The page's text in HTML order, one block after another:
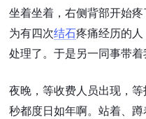
坐着坐着，右侧背部开始
为有四次结石疼痛经历的
处理了。于是另一同事带着
夜晚，等收费人员出现，
秒都度日如年啊。站着、